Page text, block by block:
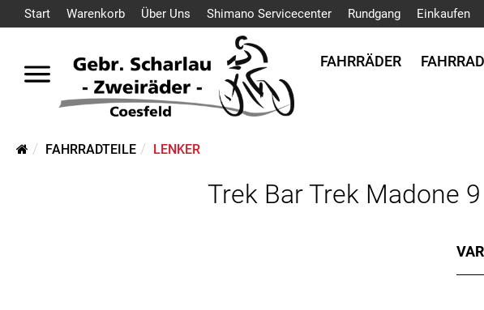
Start Warenkorb Über Uns Shimano Servicecenter Rundgang Einkaufen
FAHRRÄDER
FAHRRADTEILE LENKER
Trek Bar Trek Madone